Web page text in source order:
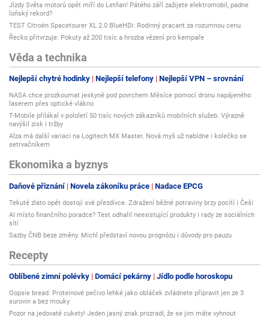
Jízdy Světa motorů opět míří do Letňan! Pátého září zažijete elektromobil, padne
loňský rekord?
TEST Citroën Spacetourer XL 2.0 BlueHDi: Rodinný pracant za rozumnou cenu
Řecko přitvrzuje: Pokuty až 200 tisíc a hrozba vězení pro kempaře
Věda a technika
Nejlepší chytré hodinky Nejlepší telefony Nejlepší VPN – srovnání
NASA chce prozkoumat jeskyně pod povrchem Měsíce pomocí dronu napájeného
laserem přes optické vlákno
T-Mobile přilákal v pololetí 50 tisíc nových zákazníků mobilních služeb. Výrazně
navýšil zisk i tržby
Alza má další variaci na Logitech MX Master. Nová myš už nabídne i kolečko se
setrvačníkem
Ekonomika a byznys
Daňové přiznání Novela zákoníku práce Nadace EPCG
Tekuté zlato opět dostojí své přezdívce. Zdražení běžné potraviny brzy pocítí i Češi
AI místo finančního poradce? Test odhalil neexistující produkty i rady ze sociálních
sítí
Sazby ČNB beze změny. Michl představí novou prognózu i důvody pro pauzu
Recepty
Oblíbené zimní polévky Domácí pekárny Jídlo podle horoskopu
Oopsie bread: Proteinové pečivo lehké jako obláček zvládnete připravit jen ze 3
surovin a bez mouky
Pozor na jedovaté cukety! Jeden jasný znak prozradí, že se jim máte vyhnout